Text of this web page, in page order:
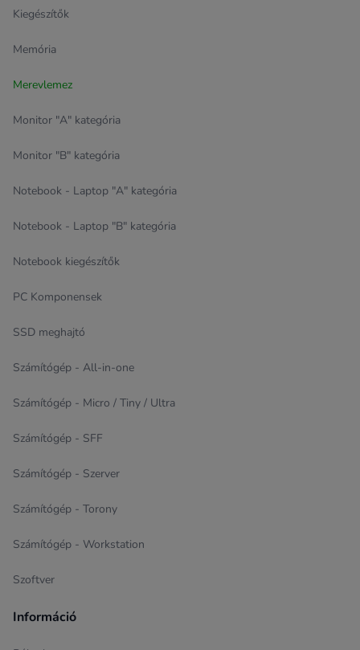
Kiegészítők
Memória
Merevlemez
Monitor "A" kategória
Monitor "B" kategória
Notebook - Laptop "A" kategória
Notebook - Laptop "B" kategória
Notebook kiegészítők
PC Komponensek
SSD meghajtó
Számítógép - All-in-one
Számítógép - Micro / Tiny / Ultra
Számítógép - SFF
Számítógép - Szerver
Számítógép - Torony
Számítógép - Workstation
Szoftver
Információ